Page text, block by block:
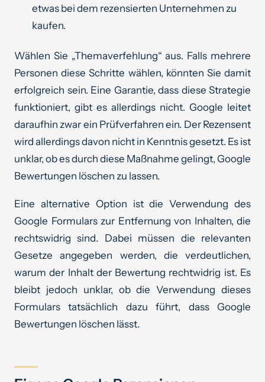
etwas bei dem rezensierten Unternehmen zu
kaufen.
Wählen Sie „Themaverfehlung“ aus. Falls mehrere
Personen diese Schritte wählen, könnten Sie damit
erfolgreich sein. Eine Garantie, dass diese Strategie
funktioniert, gibt es allerdings nicht. Google leitet
daraufhin zwar ein Prüfverfahren ein. Der Rezensent
wird allerdings davon nicht in Kenntnis gesetzt. Es ist
unklar, ob es durch diese Maßnahme gelingt, Google
Bewertungen löschen zu lassen.
Eine alternative Option ist die Verwendung des
Google Formulars zur Entfernung von Inhalten, die
rechtswidrig sind. Dabei müssen die relevanten
Gesetze angegeben werden, die verdeutlichen,
warum der Inhalt der Bewertung rechtwidrig ist. Es
bleibt jedoch unklar, ob die Verwendung dieses
Formulars tatsächlich dazu führt, dass Google
Bewertungen löschen lässt.